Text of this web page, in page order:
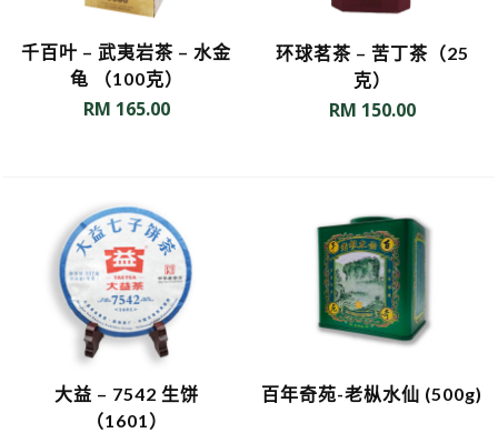
千百叶 – 武夷岩茶 – 水金
龟 （100克）
RM 165.00
环球茗茶 – 苦丁茶（25
克）
RM 150.00
大益 – 7542 生饼
（1601）
百年奇苑-老枞水仙 (500g)